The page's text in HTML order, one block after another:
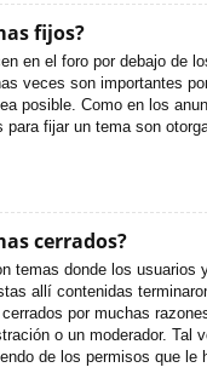
fijos?
en el foro por debajo de
veces son importantes
posible. Como en los
fijar un tema son
cerrados?
temas donde los usuarios
allí contenidas
por muchas
o un moderador. Tal
de los permisos que le